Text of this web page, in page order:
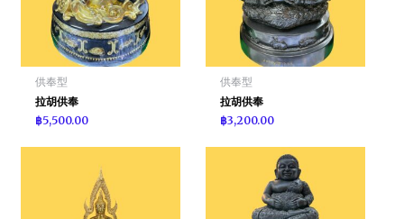
供奉型
拉胡供奉
฿5,500.00
供奉型
拉胡供奉
฿3,200.00